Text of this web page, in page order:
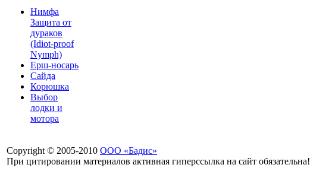
Нимфа
Защита от
дураков
(Idiot-proof
Nymph)
Ерш-носарь
Сайда
Корюшка
Выбор
лодки и
мотора
Copyright © 2005-2010 ООО «Бадис»
При цитировании материалов активная гиперссылка на сайт обязательна!